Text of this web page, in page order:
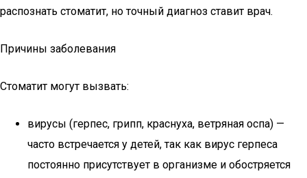
распознать стоматит, но точный диагноз ставит врач.
Причины заболевания
Стоматит могут вызвать:
вирусы (герпес, грипп, краснуха, ветряная оспа) —
часто встречается у детей, так как вирус герпеса
постоянно присутствует в организме и обостряется